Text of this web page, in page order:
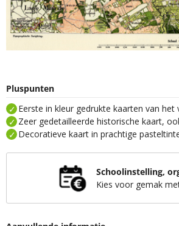
Pluspunten
Eerste in kleur gedrukte kaarten van
Zeer gedetailleerde historische kaart,
Decoratieve kaart in prachtige
Schoolinstelling,
Kies voor gemak